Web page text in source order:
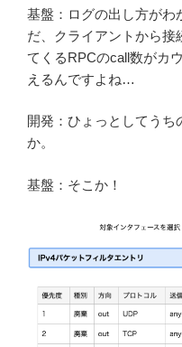
基盤：ログの出し方がわ
だ、クライアントから接
てくるRPCのcall数がカ
えるんですよね…
開発：ひょっとしてうち
か。
基盤：そこか！